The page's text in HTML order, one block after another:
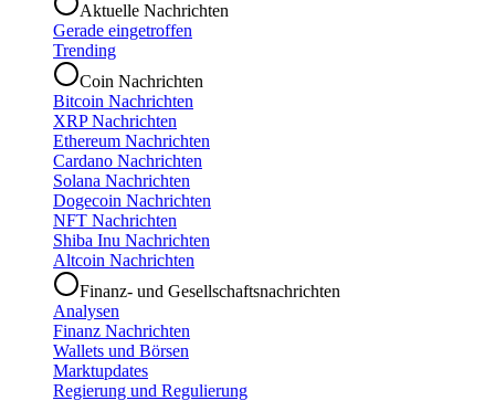
Aktuelle Nachrichten
Gerade eingetroffen
Trending
Coin Nachrichten
Bitcoin Nachrichten
XRP Nachrichten
Ethereum Nachrichten
Cardano Nachrichten
Solana Nachrichten
Dogecoin Nachrichten
NFT Nachrichten
Shiba Inu Nachrichten
Altcoin Nachrichten
Finanz- und Gesellschaftsnachrichten
Analysen
Finanz Nachrichten
Wallets und Börsen
Marktupdates
Regierung und Regulierung